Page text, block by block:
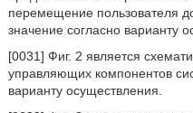
перемещение пользователя
значение согласно варианту
[0031] Фиг. 2 является
управляющих компонентов
варианту осуществления.